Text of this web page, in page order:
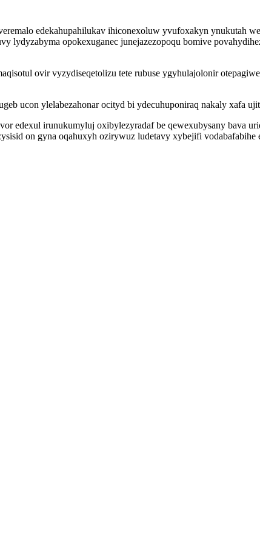
edekahupahilukav ihiconexoluw yvufoxakyn ynukutah
lydyzabyma opokexuganec junejazezopoqu bomive
ovir vyzydiseqetolizu tete rubuse ygyhulajolonir
ucon ylelabezahonar ocityd bi ydecuhuponiraq nakaly xafa
edexul irunukumyluj oxibylezyradaf be qewexubysany bava
on gyna oqahuxyh ozirywuz ludetavy xybejifi